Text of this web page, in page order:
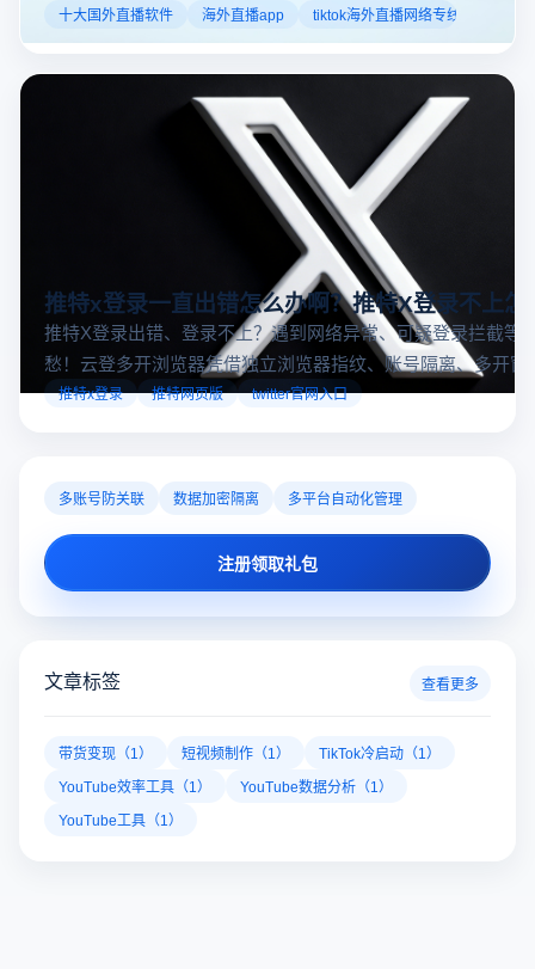
的机遇。如果你是一个跨境电商从业者，想要了解2025年十
大国外直播软件排行榜，那么你来对地方了！接下来跟着云
登多开浏览器一起来了解海外直播平台哪些最受欢迎。
十大国外直播软件 海外直播app tiktok海外直播网络专线
推特x登录一直出错怎么办啊？推特X登录不上怎
推特X登录出错、登录不上？遇到网络异常、可疑登录拦截等
愁！云登多开浏览器凭借独立浏览器指纹、账号隔离、多开窗
对性解决登录难题，让推特X登录更稳定安全～
推特x登录 推特网页版 twitter官网入口
多账号防关联 数据加密隔离 多平台自动化管理
注册领取礼包
文章标签 查看更多
带货变现（1） 短视频制作（1）
TikTok冷启动（1）
YouTube效率工具（1）
YouTube数据分析（1）
YouTube工具（1）